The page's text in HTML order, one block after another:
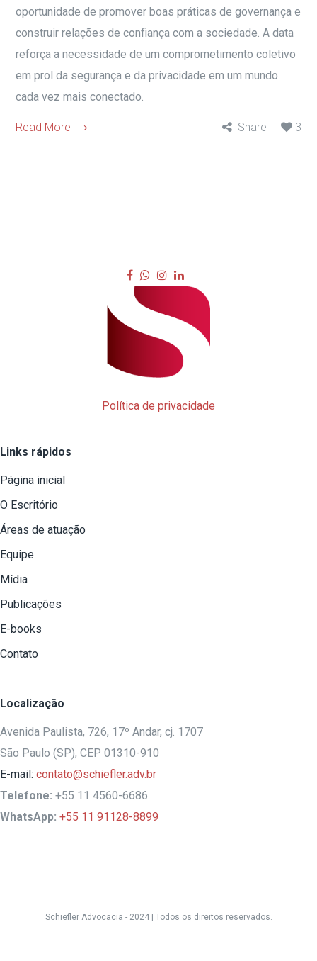
oportunidade de promover boas práticas de governança e
construir relações de confiança com a sociedade. A data
reforça a necessidade de um comprometimento coletivo
em prol da segurança e da privacidade em um mundo
cada vez mais conectado.
Read More Share 3
Política de privacidade
Links rápidos
Página inicial
O Escritório
Áreas de atuação
Equipe
Mídia
Publicações
E-books
Contato
Localização
Avenida Paulista, 726, 17º Andar, cj. 1707
São Paulo (SP), CEP 01310-910
E-mail: contato@schiefler.adv.br
Telefone: +55 11 4560-6686
WhatsApp: +55 11 91128-8899
Schiefler Advocacia - 2024 | Todos os direitos reservados.